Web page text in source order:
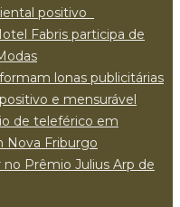
positivo
Fabris participa de
lonas publicitárias
e mensurável
de teleférico em
Nova Friburgo
no Prêmio Julius Arp de